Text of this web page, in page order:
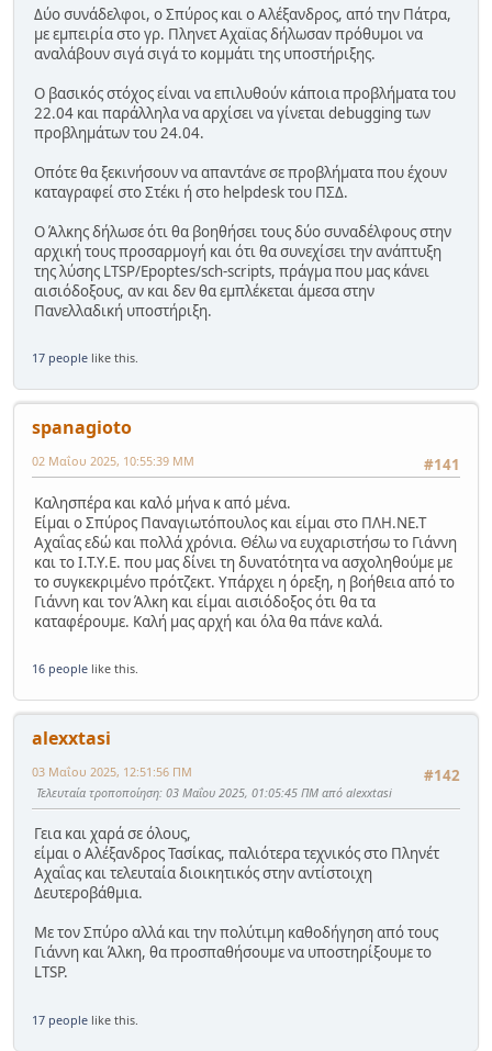
Δύο συνάδελφοι, ο Σπύρος και ο Αλέξανδρος, από την Πάτρα,
με εμπειρία στο γρ. Πληνετ Αχαϊας δήλωσαν πρόθυμοι να
αναλάβουν σιγά σιγά το κομμάτι της υποστήριξης.
Ο βασικός στόχος είναι να επιλυθούν κάποια προβλήματα του
22.04 και παράλληλα να αρχίσει να γίνεται debugging των
προβλημάτων του 24.04.
Οπότε θα ξεκινήσουν να απαντάνε σε προβλήματα που έχουν
καταγραφεί στο Στέκι ή στο helpdesk του ΠΣΔ.
Ο Άλκης δήλωσε ότι θα βοηθήσει τους δύο συναδέλφους στην
αρχική τους προσαρμογή και ότι θα συνεχίσει την ανάπτυξη
της λύσης LTSP/Epoptes/sch-scripts, πράγμα που μας κάνει
αισιόδοξους, αν και δεν θα εμπλέκεται άμεσα στην
Πανελλαδική υποστήριξη.
17 people like this.
spanagioto
#141
02 Μαΐου 2025, 10:55:39 ΜΜ
Καλησπέρα και καλό μήνα κ από μένα.
Είμαι ο Σπύρος Παναγιωτόπουλος και είμαι στο ΠΛΗ.ΝΕ.Τ
Αχαΐας εδώ και πολλά χρόνια. Θέλω να ευχαριστήσω το Γιάννη
και το Ι.Τ.Υ.E. που μας δίνει τη δυνατότητα να ασχοληθούμε με
το συγκεκριμένο πρότζεκτ. Υπάρχει η όρεξη, η βοήθεια από το
Γιάννη και τον Άλκη και είμαι αισιόδοξος ότι θα τα
καταφέρουμε. Καλή μας αρχή και όλα θα πάνε καλά.
16 people like this.
alexxtasi
#142
03 Μαΐου 2025, 12:51:56 ΠΜ
Τελευταία τροποποίηση: 03 Μαΐου 2025, 01:05:45 ΠΜ από alexxtasi
Γεια και χαρά σε όλους,
είμαι ο Αλέξανδρος Τασίκας, παλιότερα τεχνικός στο Πληνέτ
Αχαΐας και τελευταία διοικητικός στην αντίστοιχη
Δευτεροβάθμια.
Με τον Σπύρο αλλά και την πολύτιμη καθοδήγηση από τους
Γιάννη και Άλκη, θα προσπαθήσουμε να υποστηρίξουμε το
LTSP.
17 people like this.